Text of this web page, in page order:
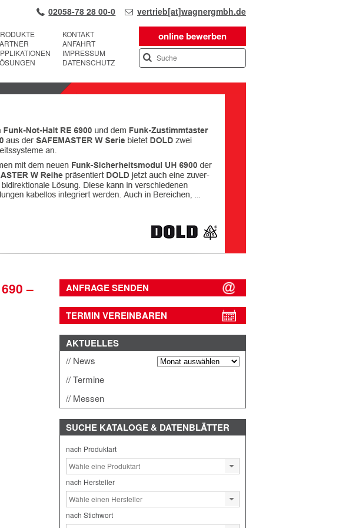
02058-78 28 00-0 vertrieb[at]wagnergmbh.de
online bewerben
KONTAKT
ANFAHRT
IMPRESSUM
DATENSCHUTZ
–
ANFRAGE SENDEN
TERMIN VEREINBAREN
AKTUELLES
News
Termine
Messen
SUCHE KATALOGE & DATENBLÄTTER
nach Produktart
nach Hersteller
nach Stichwort